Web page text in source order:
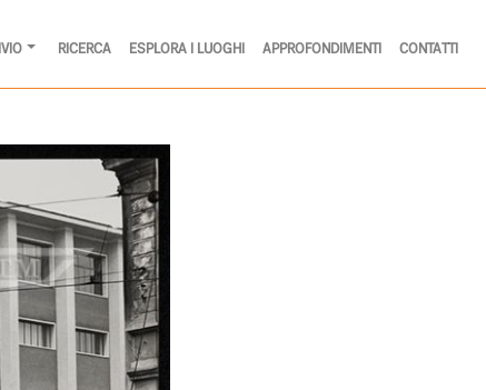
RICERCA ESPLORA I LUOGHI APPROFONDIMENTI CONTATTI